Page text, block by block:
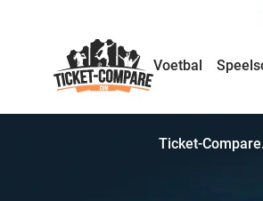
Voetbal
Ticket-